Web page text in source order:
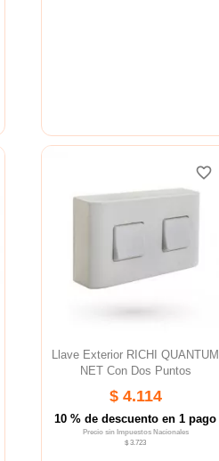
Llave Exterior RICHI QUANTUM
NET Con Dos Puntos
$ 4.114
10 % de descuento en 1 pago
Precio sin Impuestos Nacionales
$ 3.723
favorite_border
favorite_border
favorite_border